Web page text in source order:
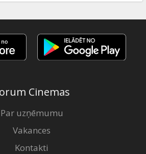
Cinemas
Par uzņēmumu
Vakances
Kontakti